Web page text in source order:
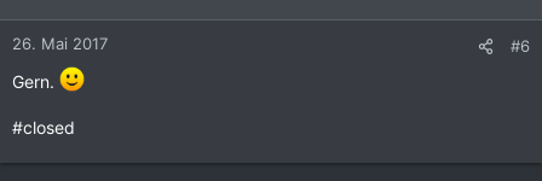
26. Mai 2017 #6
Gern.
#closed